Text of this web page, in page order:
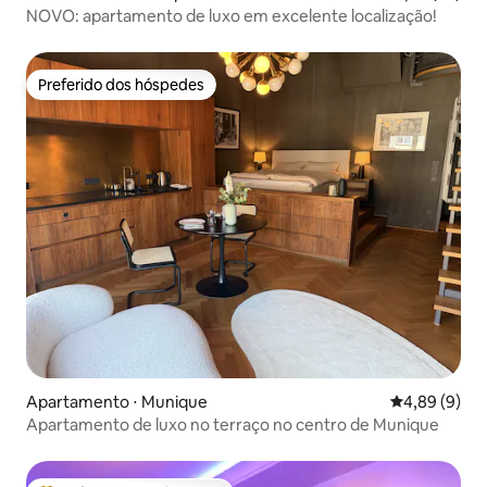
NOVO: apartamento de luxo em excelente localização!
Preferido dos hóspedes
Preferido dos hóspedes
Apartamento ⋅ Munique 4,89 de uma
4,89 (9)
Apartamento de luxo no terraço no centro de Munique